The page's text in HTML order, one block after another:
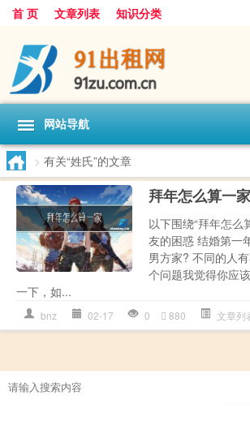
首 页 文章列表 知识分类
网站导航
> 有关“姓氏”的文章
拜年怎么算一家
以下围绕“拜年怎么
友的困惑 结婚第一
男方家? 不同的人
个问题我觉得你应
一下，如...
bnz 02-17 0 880 文章列